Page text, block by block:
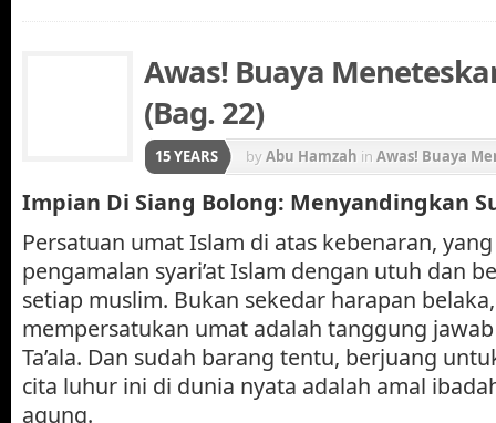
Awas! Buaya
(Bag. 22)
15 YEARS byAbu Hamzah in Awas! Buaya
Impian Di Siang Bolong: Menyandingkan
Persatuan umat Islam di atas kebenaran,
pengamalan syari’at Islam dengan utuh dan
setiap muslim. Bukan sekedar harapan
mempersatukan umat adalah tanggung
Ta’ala. Dan sudah barang tentu, berjuang
cita luhur ini di dunia nyata adalah amal
agung.